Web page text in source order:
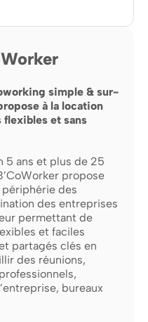
simple & sur-
à la location
et sans
5 ans et plus de 25
propose
des
des entreprises
permettant de
et faciles
partagés clés en
des réunions,
bureaux